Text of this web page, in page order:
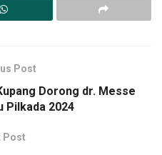
Post
Dorong dr. Messe
Pilkada 2024
Post